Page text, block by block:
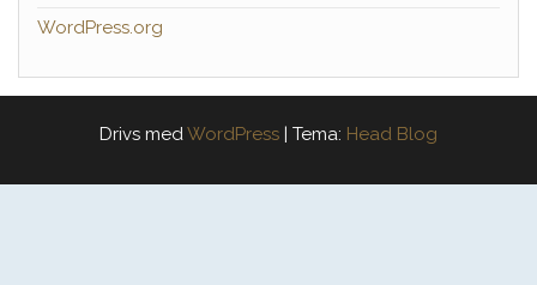
WordPress.org
Drivs med WordPress | Tema: Head Blog